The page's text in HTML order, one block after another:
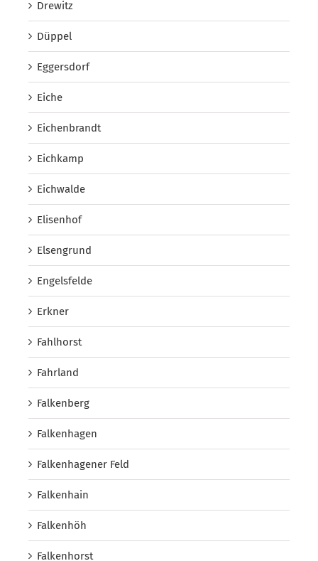
Drewitz
Düppel
Eggersdorf
Eiche
Eichenbrandt
Eichkamp
Eichwalde
Elisenhof
Elsengrund
Engelsfelde
Erkner
Fahlhorst
Fahrland
Falkenberg
Falkenhagen
Falkenhagener Feld
Falkenhain
Falkenhöh
Falkenhorst